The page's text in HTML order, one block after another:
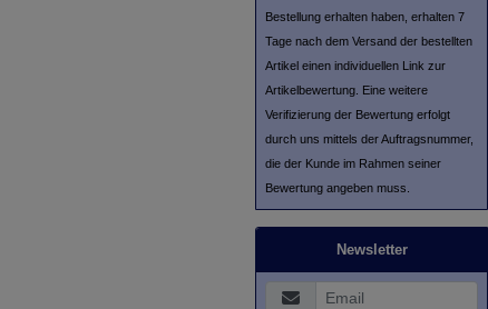
Bestellung erhalten haben, erhalten 7
Tage nach dem Versand der bestellten
Artikel einen individuellen Link zur
Artikelbewertung. Eine weitere
Verifizierung der Bewertung erfolgt
durch uns mittels der Auftragsnummer,
die der Kunde im Rahmen seiner
Bewertung angeben muss.
Newsletter